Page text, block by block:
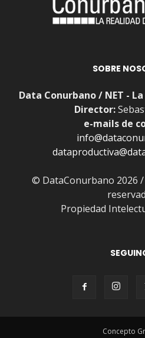
SOBRE
Data Conurbano / NET -
Director:
e-mails de
© DataConurbano 2026
Propiedad
Concepto